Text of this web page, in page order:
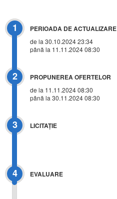
1 PERIOADA DE ACTUALIZARE
de la 30.10.2024 23:34
până la 11.11.2024 08:30
2 PROPUNEREA OFERTELOR
de la 11.11.2024 08:30
până la 30.11.2024 08:30
3 LICITAŢIE
4 EVALUARE